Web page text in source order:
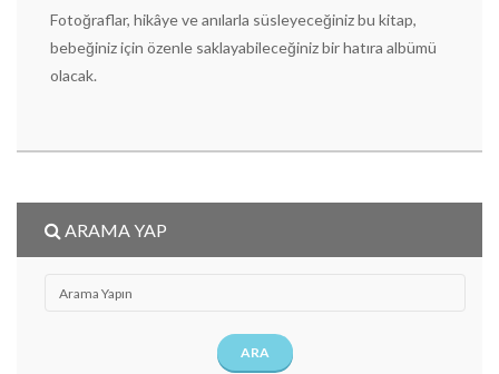
Fotoğraflar, hikâye ve anılarla süsleyeceğiniz bu kitap,
bebeğiniz için özenle saklayabileceğiniz bir hatıra albümü
olacak.
ARAMA YAP
ARA